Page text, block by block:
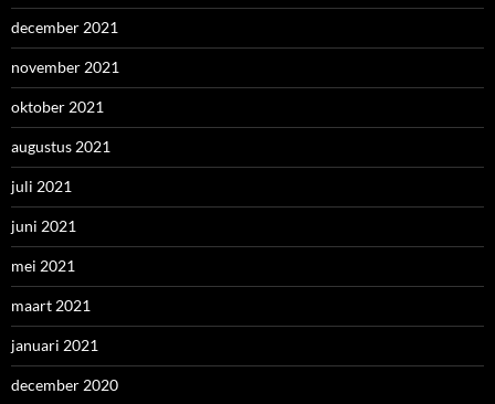
december 2021
november 2021
oktober 2021
augustus 2021
juli 2021
juni 2021
mei 2021
maart 2021
januari 2021
december 2020